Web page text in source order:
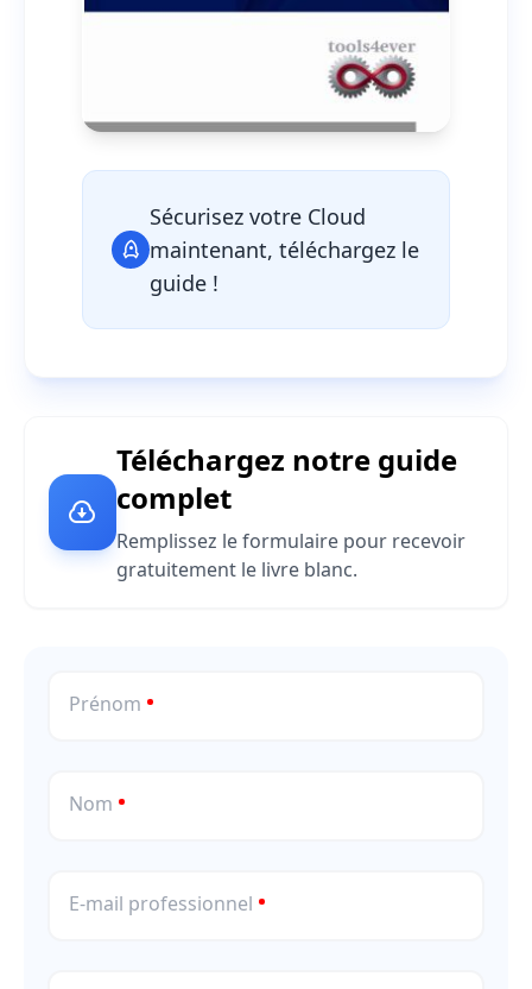
Sécurisez votre Cloud
maintenant, téléchargez le
guide !
Téléchargez notre guide
complet
Remplissez le formulaire pour recevoir
gratuitement le livre blanc.
Prénom
Nom
E-mail professionnel